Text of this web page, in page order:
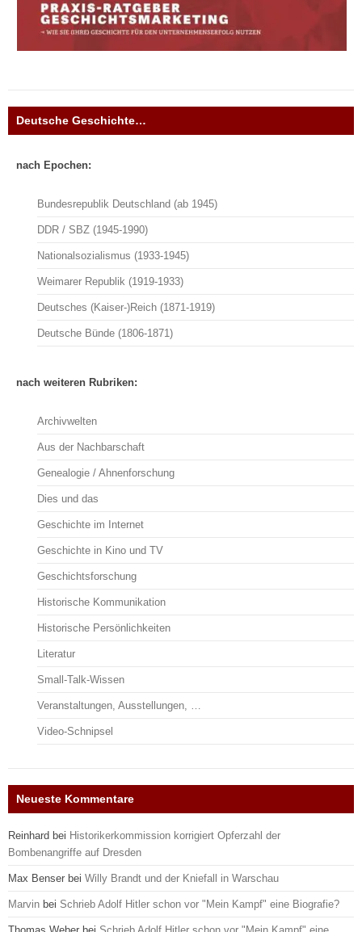
Deutsche Geschichte…
nach Epochen:
Bundesrepublik Deutschland (ab 1945)
DDR / SBZ (1945-1990)
Nationalsozialismus (1933-1945)
Weimarer Republik (1919-1933)
Deutsches (Kaiser-)Reich (1871-1919)
Deutsche Bünde (1806-1871)
nach weiteren Rubriken:
Archivwelten
Aus der Nachbarschaft
Genealogie / Ahnenforschung
Dies und das
Geschichte im Internet
Geschichte in Kino und TV
Geschichtsforschung
Historische Kommunikation
Historische Persönlichkeiten
Literatur
Small-Talk-Wissen
Veranstaltungen, Ausstellungen, …
Video-Schnipsel
Neueste Kommentare
Reinhard bei Historikerkommission korrigiert Opferzahl der
Bombenangriffe auf Dresden
Max Benser bei Willy Brandt und der Kniefall in Warschau
Marvin bei Schrieb Adolf Hitler schon vor "Mein Kampf" eine Biografie?